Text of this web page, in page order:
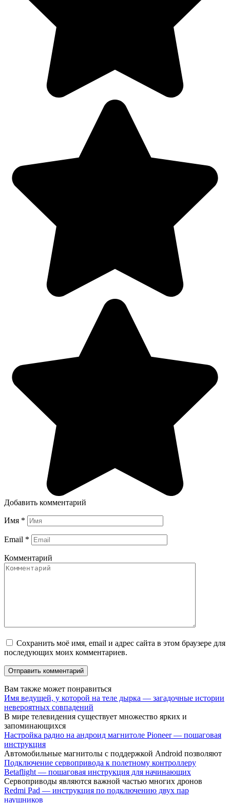
Добавить комментарий
Имя *
Email *
Комментарий
Сохранить моё имя, email и адрес сайта в этом браузере для
последующих моих комментариев.
Вам также может понравиться
Имя ведущей, у которой на теле дырка — загадочные истории
невероятных совпадений
В мире телевидения существует множество ярких и
запоминающихся
Настройка радио на андроид магнитоле Pioneer — пошаговая
инструкция
Автомобильные магнитолы с поддержкой Android позволяют
Подключение сервопривода к полетному контроллеру
Betaflight — пошаговая инструкция для начинающих
Сервоприводы являются важной частью многих дронов
Redmi Pad — инструкция по подключению двух пар
наушников